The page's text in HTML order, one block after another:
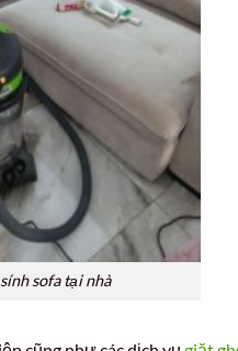
sofa tại nhà